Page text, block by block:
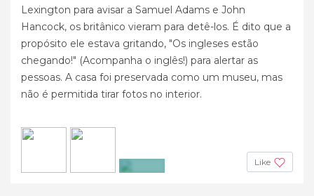
Lexington para avisar a Samuel Adams e John
Hancock, os britânico vieram para detê-los. É dito que a
propósito ele estava gritando, "Os ingleses estão
chegando!" (Acompanha o inglês!) para alertar as
pessoas. A casa foi preservada como um museu, mas
não é permitida tirar fotos no interior.
Like